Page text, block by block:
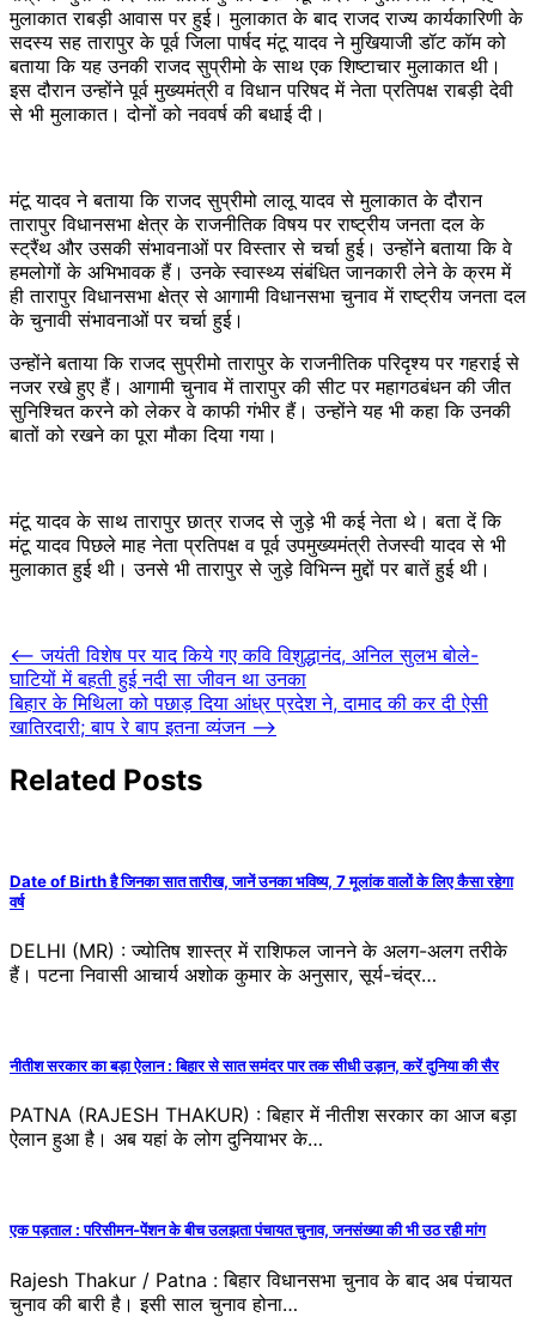
मुलाकात राबड़ी आवास पर हुई। मुलाकात के बाद राजद राज्य कार्यकारिणी के
सदस्य सह तारापुर के पूर्व जिला पार्षद मंटू यादव ने मुखियाजी डॉट कॉम को
बताया कि यह उनकी राजद सुप्रीमो के साथ एक शिष्टाचार मुलाकात थी।
इस दौरान उन्होंने पूर्व मुख्यमंत्री व विधान परिषद में नेता प्रतिपक्ष राबड़ी देवी
से भी मुलाकात। दोनों को नववर्ष की बधाई दी।
मंटू यादव ने बताया कि राजद सुप्रीमो लालू यादव से मुलाकात के दौरान
तारापुर विधानसभा क्षेत्र के राजनीतिक विषय पर राष्ट्रीय जनता दल के
स्ट्रैंथ और उसकी संभावनाओं पर विस्तार से चर्चा हुई। उन्होंने बताया कि वे
हमलोगों के अभिभावक हैं। उनके स्वास्थ्य संबंधित जानकारी लेने के क्रम में
ही तारापुर विधानसभा क्षेत्र से आगामी विधानसभा चुनाव में राष्ट्रीय जनता दल
के चुनावी संभावनाओं पर चर्चा हुई।
उन्होंने बताया कि राजद सुप्रीमो तारापुर के राजनीतिक परिदृश्य पर गहराई से
नजर रखे हुए हैं। आगामी चुनाव में तारापुर की सीट पर महागठबंधन की जीत
सुनिश्चित करने को लेकर वे काफी गंभीर हैं। उन्होंने यह भी कहा कि उनकी
बातों को रखने का पूरा मौका दिया गया।
मंटू यादव के साथ तारापुर छात्र राजद से जुड़े भी कई नेता थे। बता दें कि
मंटू यादव पिछले माह नेता प्रतिपक्ष व पूर्व उपमुख्यमंत्री तेजस्वी यादव से भी
मुलाकात हुई थी। उनसे भी तारापुर से जुड़े विभिन्न मुद्दों पर बातें हुई थी।
Post
navigation
⟵ जयंती विशेष पर याद किये गए कवि विशुद्धानंद, अनिल सुलभ बोले-
घाटियों में बहती हुई नदी सा जीवन था उनका
बिहार के मिथिला को पछाड़ दिया आंध्र प्रदेश ने, दामाद की कर दी ऐसी
खातिरदारी; बाप रे बाप इतना व्यंजन ⟶
Related Posts
Date of Birth है जिनका सात तारीख, जानें उनका भविष्य, 7 मूलांक वालों के लिए कैसा रहेगा
वर्ष
DELHI (MR) : ज्योतिष शास्त्र में राशिफल जानने के अलग-अलग तरीके
हैं। पटना निवासी आचार्य अशोक कुमार के अनुसार, सूर्य-चंद्र…
नीतीश सरकार का बड़ा ऐलान : बिहार से सात समंदर पार तक सीधी उड़ान, करें दुनिया की सैर
PATNA (RAJESH THAKUR) : बिहार में नीतीश सरकार का आज बड़ा
ऐलान हुआ है। अब यहां के लोग दुनियाभर के…
एक पड़ताल : परिसीमन-पेंशन के बीच उलझता पंचायत चुनाव, जनसंख्या की भी उठ रही मांग
Rajesh Thakur / Patna : बिहार विधानसभा चुनाव के बाद अब पंचायत
चुनाव की बारी है। इसी साल चुनाव होना…